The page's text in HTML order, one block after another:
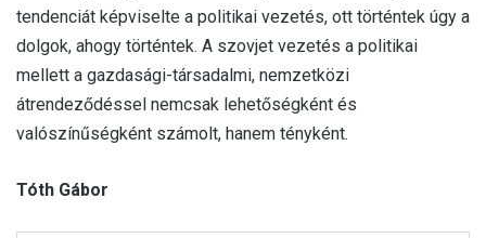
tendenciát képviselte a politikai vezetés, ott történtek úgy a
dolgok, ahogy történtek. A szovjet vezetés a politikai
mellett a gazdasági-társadalmi, nemzetközi
átrendeződéssel nemcsak lehetőségként és
valószínűségként számolt, hanem tényként.
Tóth Gábor